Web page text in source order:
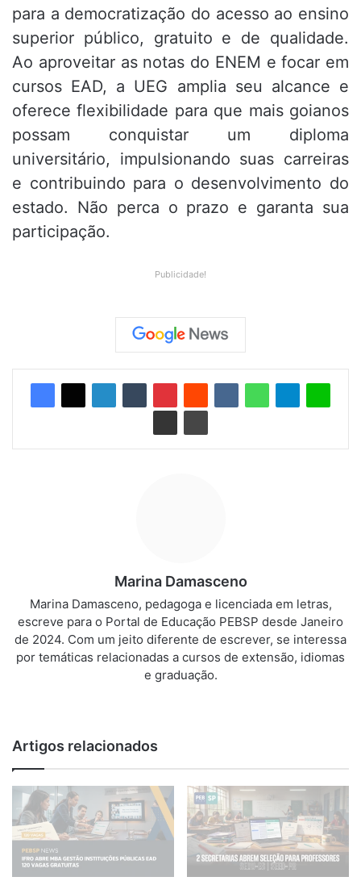
para a democratização do acesso ao ensino
superior público, gratuito e de qualidade.
Ao aproveitar as notas do ENEM e focar em
cursos EAD, a UEG amplia seu alcance e
oferece flexibilidade para que mais goianos
possam conquistar um diploma
universitário, impulsionando suas carreiras
e contribuindo para o desenvolvimento do
estado. Não perca o prazo e garanta sua
participação.
Publicidade!
Marina Damasceno
Marina Damasceno, pedagoga e licenciada em letras,
escreve para o Portal de Educação PEBSP desde Janeiro
de 2024. Com um jeito diferente de escrever, se interessa
por temáticas relacionadas a cursos de extensão, idiomas
e graduação.
Artigos relacionados